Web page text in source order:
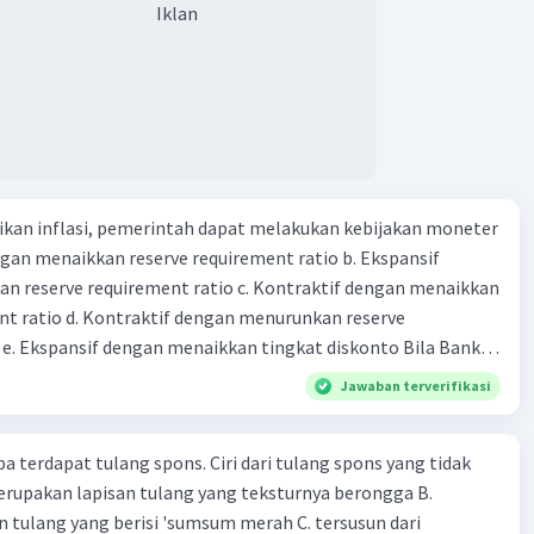
Iklan
inflasi, pemerintah dapat melakukan kebijakan moneter
menaikkan reserve requirement ratio b. Ekspansif
reserve requirement ratio c. Kontraktif dengan menaikkan
ratio d. Kontraktif dengan menurunkan reserve
dengan menaikkan tingkat diskonto Bila Bank
kebijakan moneter ekspansif, ceteris paribus maka .... a.
di mana bentuk kurva jumlah uang beredar (penawaran
(penawaran uang) naik dari kiri bawah ke kanan atas
di mana bentuk kurva jumlah uang beredar
dari kiri bawah ke kanan atas d. Tingkat bunga turun di
Jawaban terverifikasi
terdapat tulang spons. Ciri dari tulang spons yang tidak
lapisan tulang yang teksturnya berongga B.
tulang yang berisi 'sumsum merah C. tersusun dari